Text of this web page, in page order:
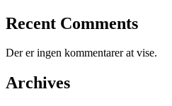
Recent Comments
Der er ingen kommentarer at vise.
Archives